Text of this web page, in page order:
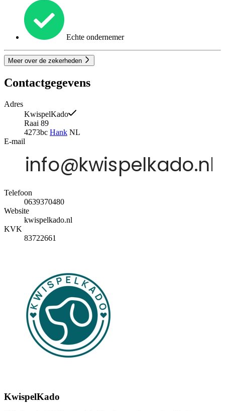
Echte ondernemer
Meer over de zekerheden
Contactgegevens
Adres
KwispelKado
Raai 89
4273bc Hank NL
E-mail
Telefoon
0639370480
Website
kwispelkado.nl
KVK
83722661
KwispelKado